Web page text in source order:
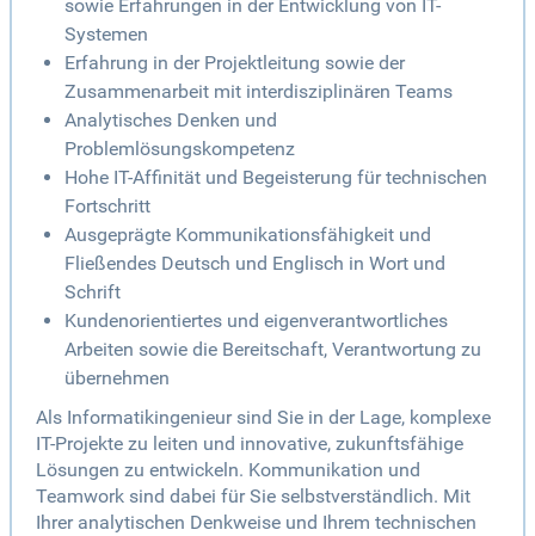
sowie Erfahrungen in der Entwicklung von IT-
Systemen
Erfahrung in der Projektleitung sowie der
Zusammenarbeit mit interdisziplinären Teams
Analytisches Denken und
Problemlösungskompetenz
Hohe IT-Affinität und Begeisterung für technischen
Fortschritt
Ausgeprägte Kommunikationsfähigkeit und
Fließendes Deutsch und Englisch in Wort und
Schrift
Kundenorientiertes und eigenverantwortliches
Arbeiten sowie die Bereitschaft, Verantwortung zu
übernehmen
Als Informatikingenieur sind Sie in der Lage, komplexe
IT-Projekte zu leiten und innovative, zukunftsfähige
Lösungen zu entwickeln. Kommunikation und
Teamwork sind dabei für Sie selbstverständlich. Mit
Ihrer analytischen Denkweise und Ihrem technischen